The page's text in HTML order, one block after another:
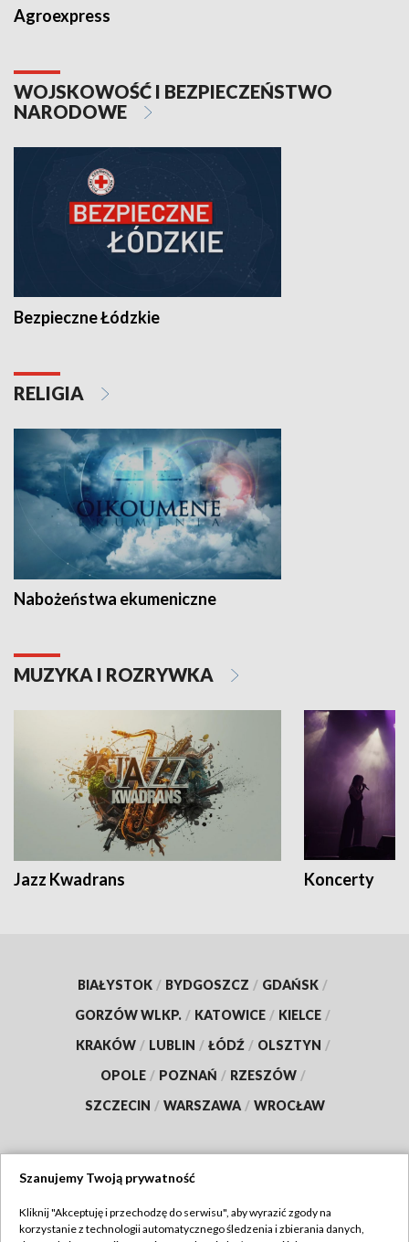
Agroexpress
WOJSKOWOŚĆ I BEZPIECZEŃSTWO
NARODOWE
Bezpieczne Łódzkie
RELIGIA
Nabożeństwa ekumeniczne
MUZYKA I ROZRYWKA
Jazz Kwadrans Koncerty
BIAŁYSTOK / BYDGOSZCZ / GDAŃSK /
GORZÓW WLKP. / KATOWICE / KIELCE /
KRAKÓW / LUBLIN / ŁÓDŹ / OLSZTYN /
OPOLE / POZNAŃ / RZESZÓW /
SZCZECIN / WARSZAWA / WROCŁAW
TVP
Szanujemy Twoją prywatność
Kliknij "Akceptuję i przechodzę do serwisu", aby wyrazić zgody na
korzystanie z technologii automatycznego śledzenia i zbierania danych,